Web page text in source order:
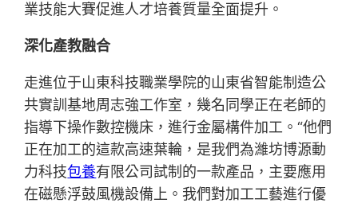
業技能大賽促進人才培養質量全面提升。
深化產教融合
走進位于山東科技職業學院的山東省智能制造公
共實訓基地周志強工作室，幾名同學正在老師的
指導下操作數控機床，進行金屬構件加工。“他們
正在加工的這款高速葉輪，是我們為濰坊博源動
力科技包養有限公司試制的一款產品，主要應用
在磁懸浮鼓風機設備上。我們對加工工藝進行優